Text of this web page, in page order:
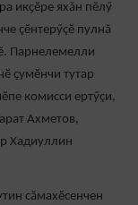
икҫӗре яхăн пӗлӳ
çӗнтерӳçӗ пулнă
Парнелемелли
ҫумӗнчи тутар
комисси ертӳçи,
Ахметов,
Хадиуллин
сăмахӗсенчен